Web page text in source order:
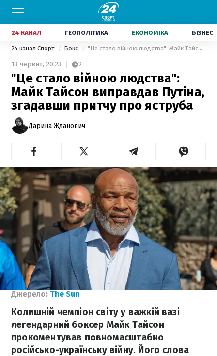
24 КАНАЛ ГЕОПОЛІТИКА ЕКОНОМІКА БІЗНЕС
24 канал Спорт Бокс "Це стало війною людства": Майк Тайсон виправдав Путіна, згадавши притчу про яструба
13 червня, 20:23 2
"Це стало війною людства":
Майк Тайсон виправдав Путіна,
згадавши притчу про яструба
Дарина Жданович
Джерело: The Sun
Колишній чемпіон світу у важкій вазі
легендарний боксер Майк Тайсон
прокоментував повномасштабно
російсько-українську війну. Його слова